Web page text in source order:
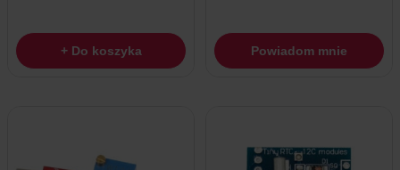
+ Do koszyka Powiadom mnie